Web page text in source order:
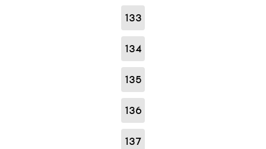
133
134
135
136
137